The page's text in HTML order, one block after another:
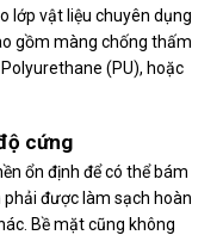
lớp vật liệu chuyên dụng
gồm màng chống thấm
(PU), hoặc
cứng
ổn định để có thể bám
được làm sạch hoàn
Bề mặt cũng không